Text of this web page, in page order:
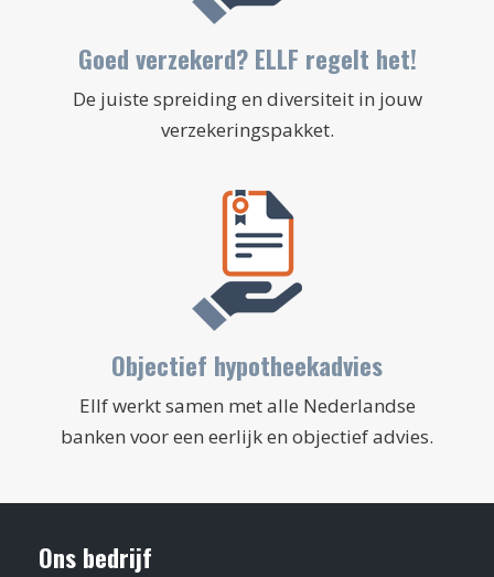
Goed verzekerd? ELLF regelt het!
De juiste spreiding en diversiteit in jouw
verzekeringspakket.
Objectief hypotheekadvies
Ellf werkt samen met alle Nederlandse
banken voor een eerlijk en objectief advies.
Ons bedrijf